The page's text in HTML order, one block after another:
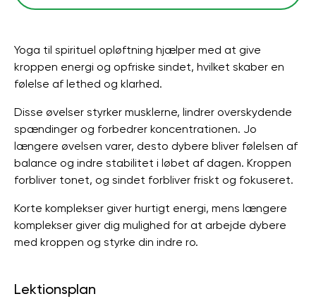
Yoga til spirituel opløftning hjælper med at give
kroppen energi og opfriske sindet, hvilket skaber en
følelse af lethed og klarhed.
Disse øvelser styrker musklerne, lindrer overskydende
spændinger og forbedrer koncentrationen. Jo
længere øvelsen varer, desto dybere bliver følelsen af ​​
balance og indre stabilitet i løbet af dagen. Kroppen
forbliver tonet, og sindet forbliver friskt og fokuseret.
Korte komplekser giver hurtigt energi, mens længere
komplekser giver dig mulighed for at arbejde dybere
med kroppen og styrke din indre ro.
Lektionsplan